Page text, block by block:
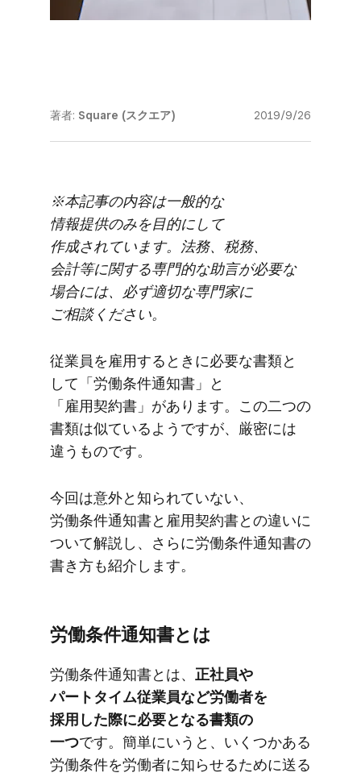
著者: Square (スクエア) 2019/9/26
※本記事の​内容は​一般的な​
情報提供のみを​目的に​して​
作成されています。​法務、​税務、​
会計等に​関する​専門的な​助言が​必要な​
場合には、​必ず​適切な​専門家に​
ご相談ください。
従業員を​雇用する​ときに​必要な​書類と​
して​「労働条件通知書」と​
「雇用契約書」が​あります。​この​二つの​
書類は​似ているようですが、​厳密には​
違う​ものです。
今回は​意外と​知られていない、​
労働条件通知書と​雇用契約書との​違いに​
ついて​解説し、​さらに​労働条件通知書の​
書き方も​紹介します。
労働条件通知書とは
労働条件通知書とは、 ​正社員や​
パートタイム従業員など​労働者を​
採用した​際に​必要と​なる​書類の​
一つです。​簡単に​いうと、​いくつか​ある​
労働条件を​労働者に​知らせる​ために​送る​